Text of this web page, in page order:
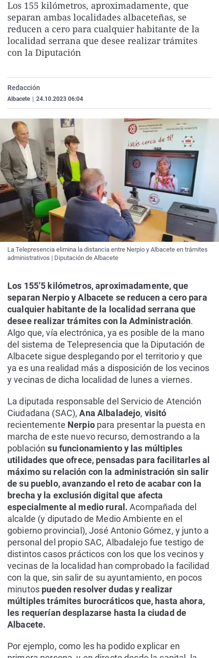
La rosa de los vientos
Gente viajera
Como el perro y el
Caso
Retornados
Equipo de
Extremadura
Galicia
La Rioja
País Vasco
Virales
Televisión
Elecciones
Los 155 kilómetros, aproximadamente, que
separan ambas localidades albaceteñas, se
reducen a cero para cualquier habitante de la
localidad serrana que desee realizar trámites
con la Diputación
Redacción
Albacete 24.10.2023 06:04
La Telepresencia elimina la distancia entre Nerpio y Albacete en trámites
administrativos | Diputación de Albacete
Los 155’5 kilómetros, aproximadamente, que
separan Nerpio y Albacete se reducen a cero para
cualquier habitante de la localidad serrana que
desee realizar trámites con la Administración.
Algo que, vía electrónica, ya es posible de la mano
del sistema de Telepresencia que la Diputación de
Albacete sigue desplegando por el territorio y que
ya es una realidad más a disposición de los vecinos
y vecinas de dicha localidad de lunes a viernes.
La diputada responsable del Servicio de Atención
Ciudadana (SAC),Ana Albaladejo, visitó
recientemente Nerpiopara presentar la puesta en
marcha de este nuevo recurso, demostrando a la
poblaciónsu funcionamiento y las múltiples
utilidades que ofrece, pensadas para facilitarles al
máximo su relación con la administración sin salir
de su pueblo, avanzando el reto de acabar con la
brecha y la exclusión digital que afecta
especialmente al medio rural.Acompañada del
alcalde (y diputado de Medio Ambiente en el
gobierno provincial), José Antonio Gómez, y junto a
personal del propio SAC, Albadalejo fue testigo de
distintos casos prácticos con los que los vecinos y
vecinas de la localidad han comprobado la facilidad
con la que, sin salir de su ayuntamiento, en pocos
minutos pueden resolver dudas y realizar
múltiples trámites burocráticos que, hasta ahora,
les requerían desplazarse hasta la ciudad de
Albacete.
Por ejemplo, como les ha podido explicar en